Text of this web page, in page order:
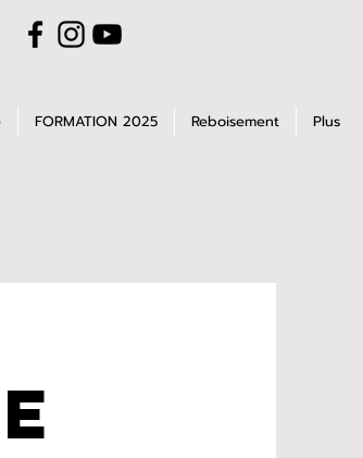
FORMATION 2025 Reboisement Plus